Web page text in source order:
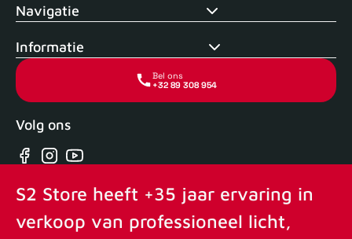
Navigatie
Informatie
Bel ons
+32 89 308 954
Volg ons
Facebook
Instagram
YouTube
S2 Store heeft +35 jaar ervaring in
verkoop van professioneel licht,